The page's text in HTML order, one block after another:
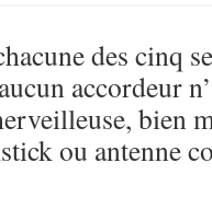
des cinq
accordeur
bien
ou antenne